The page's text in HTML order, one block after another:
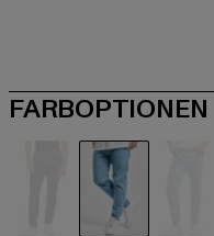
FARBOPTIONEN